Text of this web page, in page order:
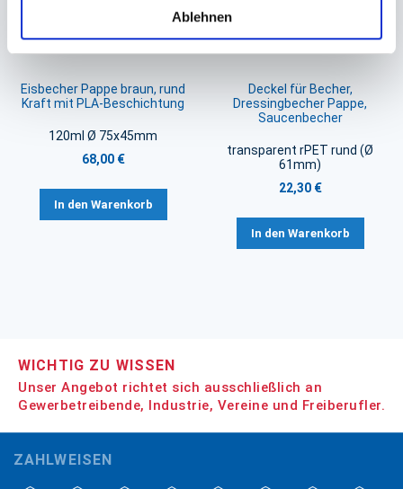
Ablehnen
Eisbecher Pappe braun, rund
Kraft mit PLA-Beschichtung
120ml Ø 75x45mm
68,00 €
In den Warenkorb
Deckel für Becher,
Dressingbecher Pappe,
Saucenbecher
transparent rPET rund (Ø
61mm)
22,30 €
In den Warenkorb
WICHTIG ZU WISSEN
Unser Angebot richtet sich ausschließlich an
Gewerbetreibende, Industrie, Vereine und Freiberufler.
ZAHLWEISEN